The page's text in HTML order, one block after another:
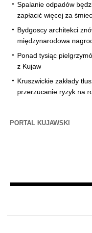
Spalanie odpadów
zapłacić więcej za
Bydgoscy architekci
międzynarodowa
Ponad tysiąc
z Kujaw
Kruszwickie zakłady
przerzucanie ryzyk na
PORTAL KUJAWSKI